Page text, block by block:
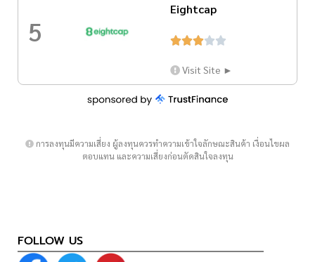
5
Eightcap

Visit Site ►
การลงทุนมีความเสี่ยง ผู้ลงทุนควรทำความเข้าใจลักษณะสินค้า เงื่อนไขผล
ตอบแทน และความเสี่ยงก่อนตัดสินใจลงทุน
FOLLOW US